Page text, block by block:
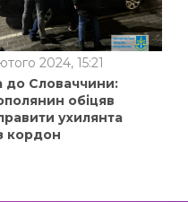
2024, 15:21
до Словаччини:
обіцяв
ухилянта
кордон